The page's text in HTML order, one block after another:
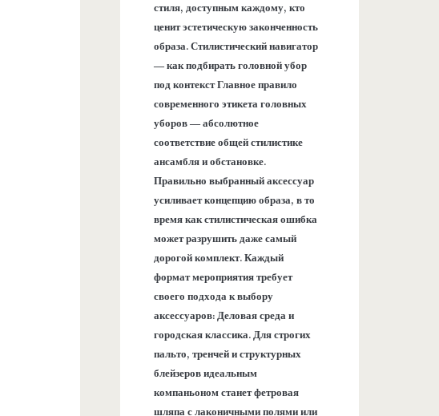
стиля, доступным каждому, кто
ценит эстетическую законченность
образа. Стилистический навигатор
— как подбирать головной убор
под контекст Главное правило
современного этикета головных
уборов — абсолютное
соответствие общей стилистике
ансамбля и обстановке.
Правильно выбранный аксессуар
усиливает концепцию образа, в то
время как стилистическая ошибка
может разрушить даже самый
дорогой комплект. Каждый
формат мероприятия требует
своего подхода к выбору
аксессуаров: Деловая среда и
городская классика. Для строгих
пальто, тренчей и структурных
блейзеров идеальным
компаньоном станет фетровая
шляпа с лаконичными полями или